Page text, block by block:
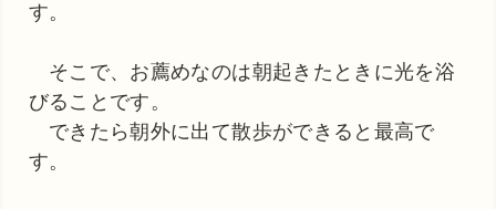
す。
そこで、お薦めなのは朝起きたときに光を浴
びることです。
できたら朝外に出て散歩ができると最高で
す。